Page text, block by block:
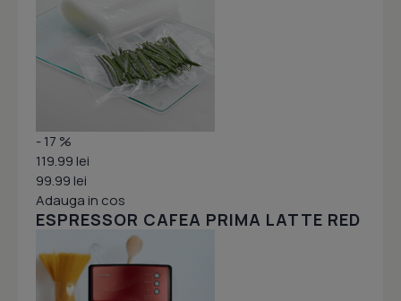
- 17 %
119.99 lei
99.99 lei
Adauga in cos
ESPRESSOR CAFEA PRIMA LATTE RED